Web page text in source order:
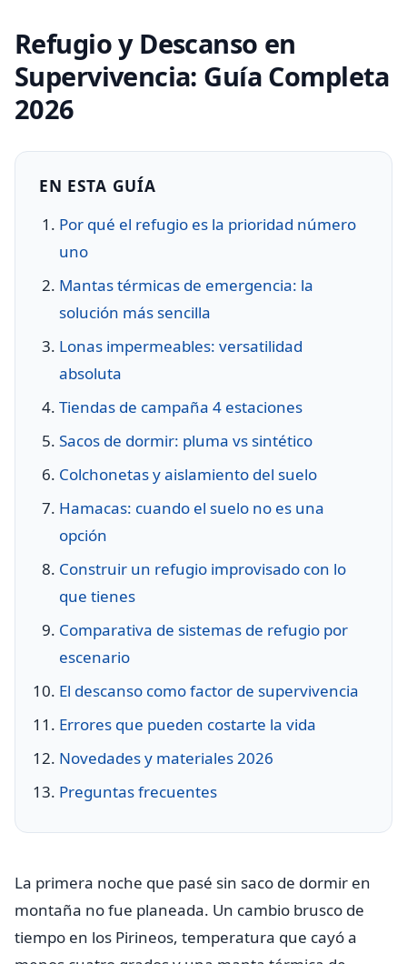
Refugio y Descanso en
Supervivencia: Guía Completa
2026
EN ESTA GUÍA
Por qué el refugio es la prioridad número
uno
Mantas térmicas de emergencia: la
solución más sencilla
Lonas impermeables: versatilidad
absoluta
Tiendas de campaña 4 estaciones
Sacos de dormir: pluma vs sintético
Colchonetas y aislamiento del suelo
Hamacas: cuando el suelo no es una
opción
Construir un refugio improvisado con lo
que tienes
Comparativa de sistemas de refugio por
escenario
El descanso como factor de supervivencia
Errores que pueden costarte la vida
Novedades y materiales 2026
Preguntas frecuentes
La primera noche que pasé sin saco de dormir en
montaña no fue planeada. Un cambio brusco de
tiempo en los Pirineos, temperatura que cayó a